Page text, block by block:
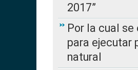
2017”
Por la cual
para ejecutar
natural